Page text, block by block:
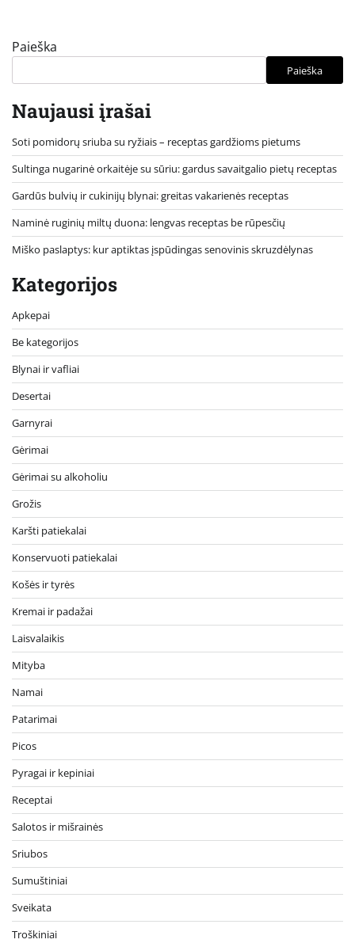
Paieška
Paieška
Naujausi įrašai
Soti pomidorų sriuba su ryžiais – receptas gardžioms pietums
Sultinga nugarinė orkaitėje su sūriu: gardus savaitgalio pietų receptas
Gardūs bulvių ir cukinijų blynai: greitas vakarienės receptas
Naminė ruginių miltų duona: lengvas receptas be rūpesčių
Miško paslaptys: kur aptiktas įspūdingas senovinis skruzdėlynas
Kategorijos
Apkepai
Be kategorijos
Blynai ir vafliai
Desertai
Garnyrai
Gėrimai
Gėrimai su alkoholiu
Grožis
Karšti patiekalai
Konservuoti patiekalai
Košės ir tyrės
Kremai ir padažai
Laisvalaikis
Mityba
Namai
Patarimai
Picos
Pyragai ir kepiniai
Receptai
Salotos ir mišrainės
Sriubos
Sumuštiniai
Sveikata
Troškiniai